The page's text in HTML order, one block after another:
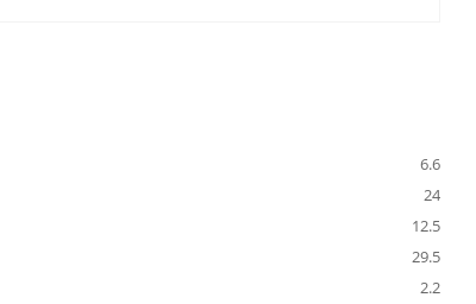
6.6
24
12.5
29.5
2.2